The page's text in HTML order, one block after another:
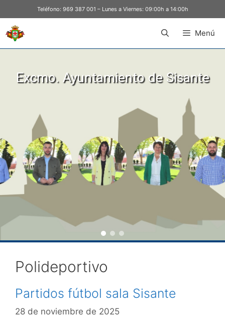
Teléfono: 969 387 001 – Lunes a Viernes: 09:00h a 14:00h
Menú
Excmo. Ayuntamiento de Sisante
Polideportivo
Partidos fútbol sala Sisante
28 de noviembre de 2025